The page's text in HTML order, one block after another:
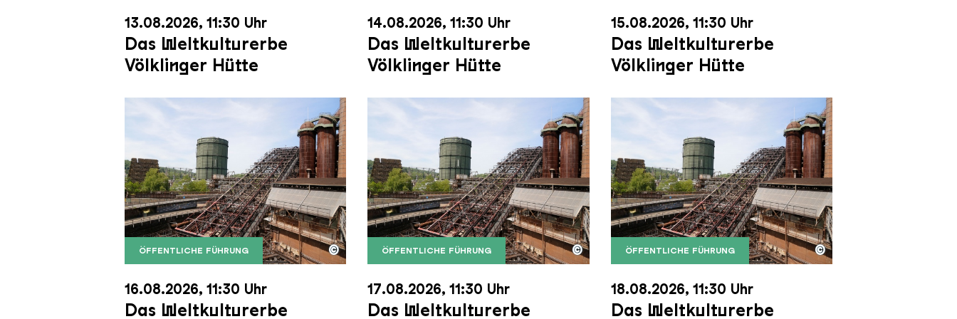
13.08.2026, 11:30 Uhr
Das Weltkulturerbe
Völklinger Hütte
14.08.2026, 11:30 Uhr
Das Weltkulturerbe
Völklinger Hütte
15.08.2026, 11:30 Uhr
Das Weltkulturerbe
Völklinger Hütte
ÖFFENTLICHE FÜHRUNG
Der Erzschrägaufzug der Völklinger Hütte mit dem Gasometer im Hintergrund
Copyright: Weltkulturerbe Völklinger Hütte | Karl Heinrich Veith
©
16.08.2026, 11:30 Uhr
Das Weltkulturerbe
ÖFFENTLICHE FÜHRUNG
Der Erzschrägaufzug der Völklinger Hütte mit dem Gasometer im Hintergrund
Copyright: Weltkulturerbe Völklinger Hütte | Karl Heinrich Veith
©
17.08.2026, 11:30 Uhr
Das Weltkulturerbe
ÖFFENTLICHE FÜHRUNG
Der Erzschrägaufzug der Völklinger Hütte mit dem
Copyright: Weltkulturerbe Völklinger Hütte | Karl
©
18.08.2026, 11:30 Uhr
Das Weltkulturerbe